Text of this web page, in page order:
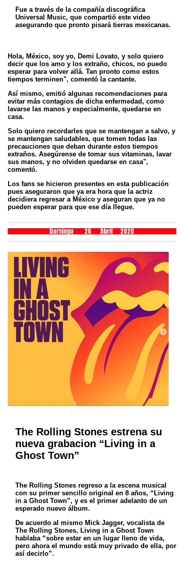
Fue a través de la compañía discográfica
Universal Music, que compartió este video
asegurando que pronto pisará tierras mexicanas.
Hola, México, soy yo, Demi Lovato, y solo quiero
decir que los amo y los extraño, chicos, no puedo
esperar para volver allá. Tan pronto como estos
tiempos terminen", comentó la cantante.
Así mismo, emitió algunas recomendaciones para
evitar más contagios de dicha enfermedad, como
lavarse las manos y especialmente, quedarse en
casa.
Solo quiero recordarles que se mantengan a salvo, y
se mantengan saludables, que tomen todas las
precauciones que deban durante estos tiempos
extraños. Asegúrense de tomar sus vitaminas, lavar
sus manos, y no olviden quedarse en casa",
comentó.
Los fans se hicieron presentes en esta publicación
pues aseguraron que ya era hora que la actriz
decidiera regresar a México y aseguran que ya no
pueden esperar para que ese día llegue.
The Rolling Stones estrena su
nueva grabacion “Living in a
Ghost Town”
The Rolling Stones regreso a la escena musical
con su primer sencillo original en 8 años, “Living
in a Ghost Town”, y es el primer adelanto de un
esperado nuevo álbum.
De acuerdo al mismo Mick Jagger, vocalista de
The Rolling Stones, Living in a Ghost Town
hablaba “sobre estar en un lugar lleno de vida,
pero ahora el mundo está muy privado de ella, por
así decirlo”.